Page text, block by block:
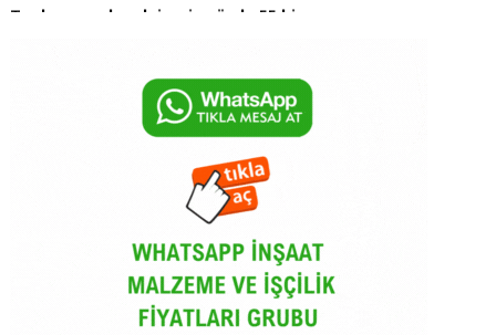
bizim sitede 86 daire var. Onu demek
biz o parayı mütahite vereceğiz şuan
bizim sitede 86 daire var. Onu demek
İzmir’de yapılacak jandarma binası için 3
kalıpçı, 2 demirci, 1 amele ihtiyacımız var.
Taşeron değilim, ana yüklenici firmayız.
Kalıp malzemesi, kalacak yer ve yemek
bize ait. Yevmiye ile çalışacak temiz
terbiyeli ustalar aramaktayız.
İlgilenenler özelden mesaj atabilir.